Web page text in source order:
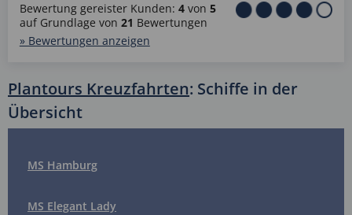
Bewertung gereister Kunden: 4von 5
auf Grundlage von 21 Bewertungen
» Bewertungen anzeigen
Plantours Kreuzfahrten: Schiffe in der
Übersicht
MS Hamburg
MS Elegant Lady